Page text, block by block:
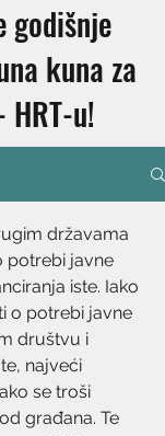
godišnje
kuna za
u!
državama
potrebi javne
iste. Iako
o potrebi javne
društvu i
najveći
se troši
građana. Te